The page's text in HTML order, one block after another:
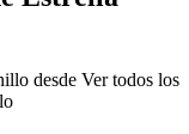
desde Ver todos los